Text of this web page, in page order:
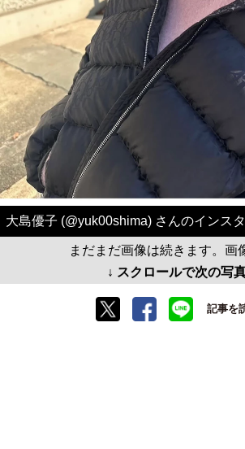
大島優子 (@yuk00shima) さんのインス
まだまだ画像は続きます。画
↓ スクロールで次の写
記事を